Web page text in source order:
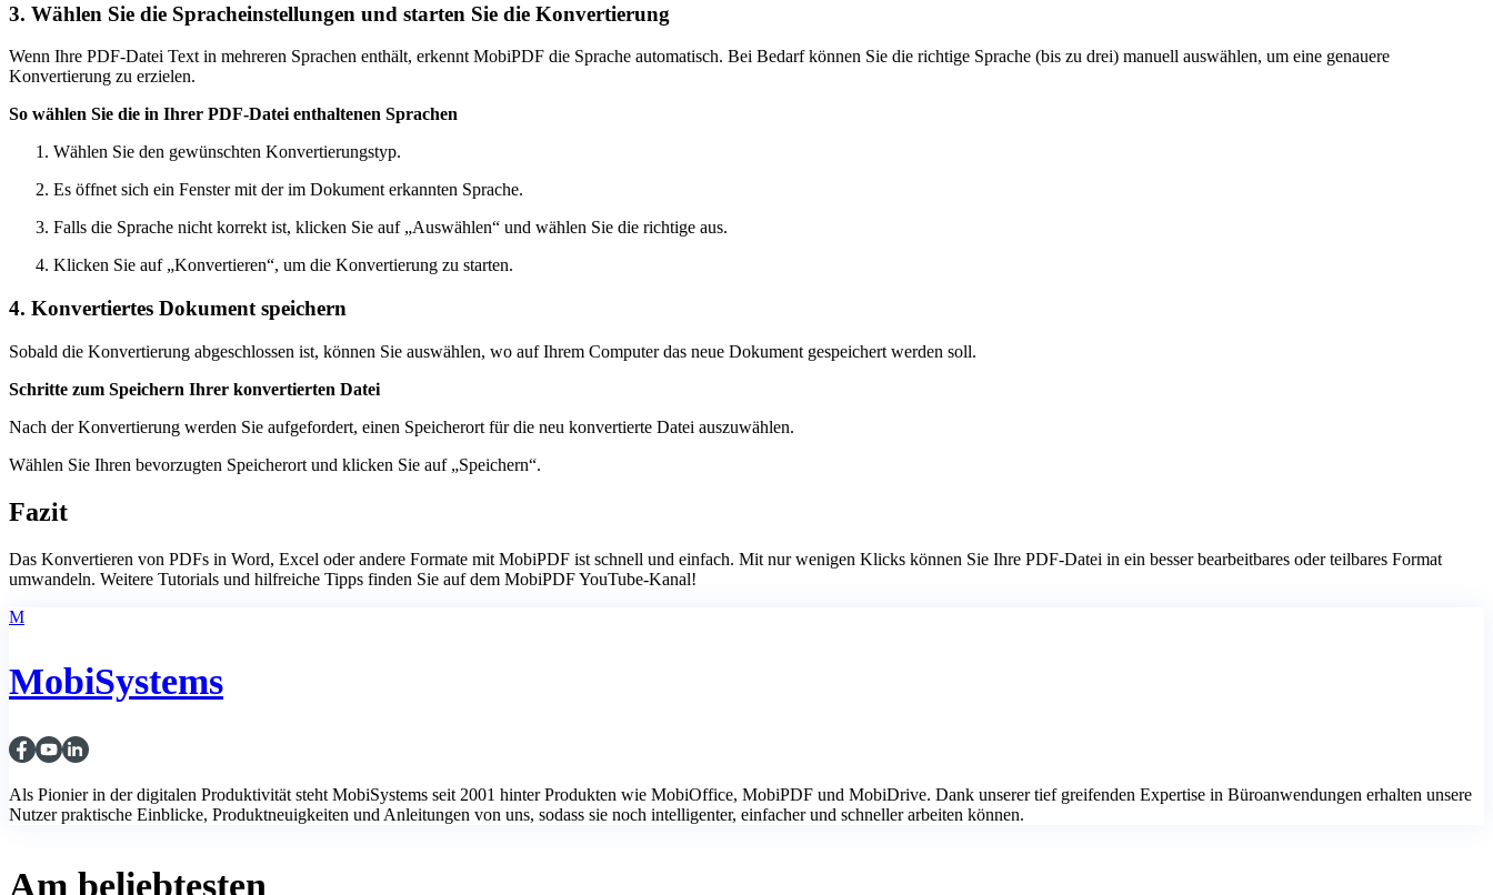
3. Wählen Sie die Spracheinstellungen und starten Sie die Konvertierung
Wenn Ihre PDF-Datei Text in mehreren Sprachen enthält, erkennt MobiPDF die Sprache automatisch. Bei Bedarf können Sie die richtige Sprache (bis zu drei) manuell auswählen, um eine genauere
Konvertierung zu erzielen.
So wählen Sie die in Ihrer PDF-Datei enthaltenen Sprachen
Wählen Sie den gewünschten Konvertierungstyp.
Es öffnet sich ein Fenster mit der im Dokument erkannten Sprache.
Falls die Sprache nicht korrekt ist, klicken Sie auf „Auswählen“ und wählen Sie die richtige aus.
Klicken Sie auf „Konvertieren“, um die Konvertierung zu starten.
4. Konvertiertes Dokument speichern
Sobald die Konvertierung abgeschlossen ist, können Sie auswählen, wo auf Ihrem Computer das neue Dokument gespeichert werden soll.
Schritte zum Speichern Ihrer konvertierten Datei
Nach der Konvertierung werden Sie aufgefordert, einen Speicherort für die neu konvertierte Datei auszuwählen.
Wählen Sie Ihren bevorzugten Speicherort und klicken Sie auf „Speichern“.
Fazit
Das Konvertieren von PDFs in Word, Excel oder andere Formate mit MobiPDF ist schnell und einfach. Mit nur wenigen Klicks können Sie Ihre PDF-Datei in ein besser bearbeitbares oder teilbares Format
umwandeln. Weitere Tutorials und hilfreiche Tipps finden Sie auf dem MobiPDF YouTube-Kanal!
M
MobiSystems
Als Pionier in der digitalen Produktivität steht MobiSystems seit 2001 hinter Produkten wie MobiOffice, MobiPDF und MobiDrive. Dank unserer tief greifenden Expertise in Büroanwendungen erhalten unsere
Nutzer praktische Einblicke, Produktneuigkeiten und Anleitungen von uns, sodass sie noch intelligenter, einfacher und schneller arbeiten können.
Am beliebtesten